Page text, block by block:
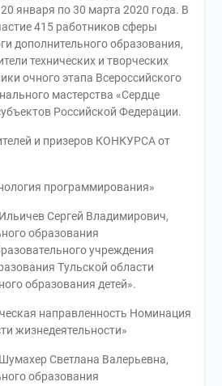
января по 30 марта 2020 года. В
415 работников сферы
дополнительного образования,
технических и творческих
очного этапа Всероссийского
мастерства «Сердце
Российской Федерации.
и призеров КОНКУРСА от
программирования»
Сергей Владимирович,
образования
учреждения
Тульской области
образования детей».
направленность Номинация
жизнедеятельности»
Светлана Валерьевна,
образования